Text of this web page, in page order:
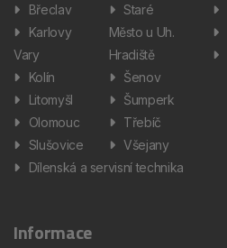
Břeclav
Karlovy
Vary
Kolín
Litomyšl
Olomouc
Slušovice
Staré
Město u Uh.
Hradiště
Šenov
Šumperk
Třebíč
Všejany
Dílenská a servisní technika
Informace